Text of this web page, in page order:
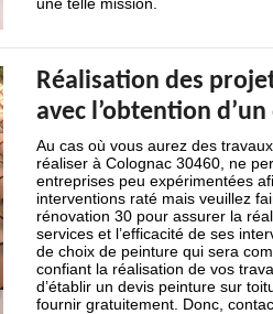
Réalisation des
avec l’obtention
Au cas où vous aurez des
réaliser à Colognac 30460, ne
entreprises peu expérimentées
interventions raté mais veuillez
rénovation 30 pour assurer la
services et l’efficacité de ses
de choix de peinture qui sera
confiant la réalisation de vos
d’établir un devis peinture sur
fournir gratuitement. Donc,